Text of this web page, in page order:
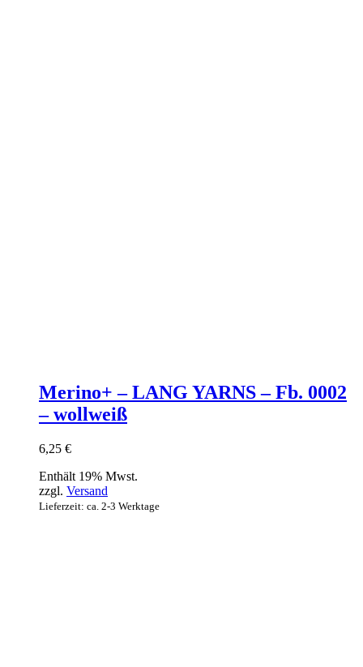
Merino+ – LANG YARNS – Fb. 0002
– wollweiß
6,25 €
Enthält 19% Mwst.
zzgl. Versand
Lieferzeit: ca. 2-3 Werktage